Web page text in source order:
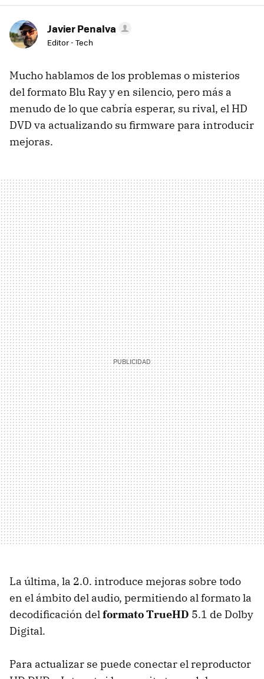
Javier Penalva
Editor - Tech
Mucho hablamos de los problemas o misterios
del formato Blu Ray y en silencio, pero más a
menudo de lo que cabría esperar, su rival, el HD
DVD va actualizando su firmware para introducir
mejoras.
La última, la 2.0. introduce mejoras sobre todo
en el ámbito del audio, permitiendo al formato la
decodificación delformato TrueHD 5.1 de Dolby
Digital.
Para actualizar se puede conectar el reproductor